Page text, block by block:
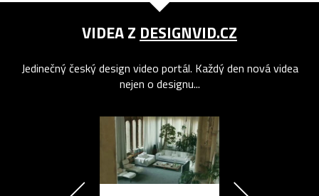
VIDEA Z DESIGNVID.CZ
Jedinečný český design video portál. Každý den nová videa
nejen o designu...